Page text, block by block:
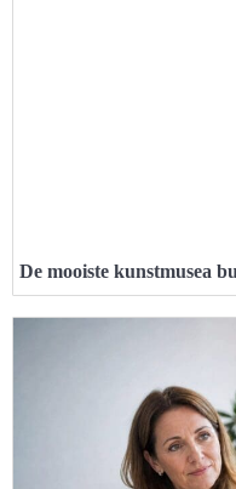
De mooiste kunstmusea